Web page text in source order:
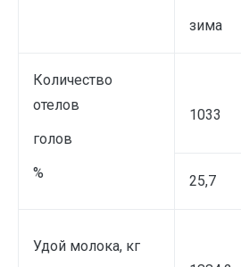
зима
Количество
отелов
голов
%
1033
25,7
Удой молока, кг